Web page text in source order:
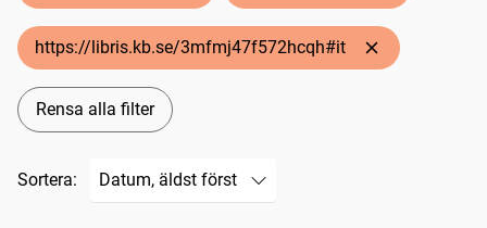
https://libris.kb.se/3mfmj47f572hcqh#it
Rensa alla filter
Sortera: